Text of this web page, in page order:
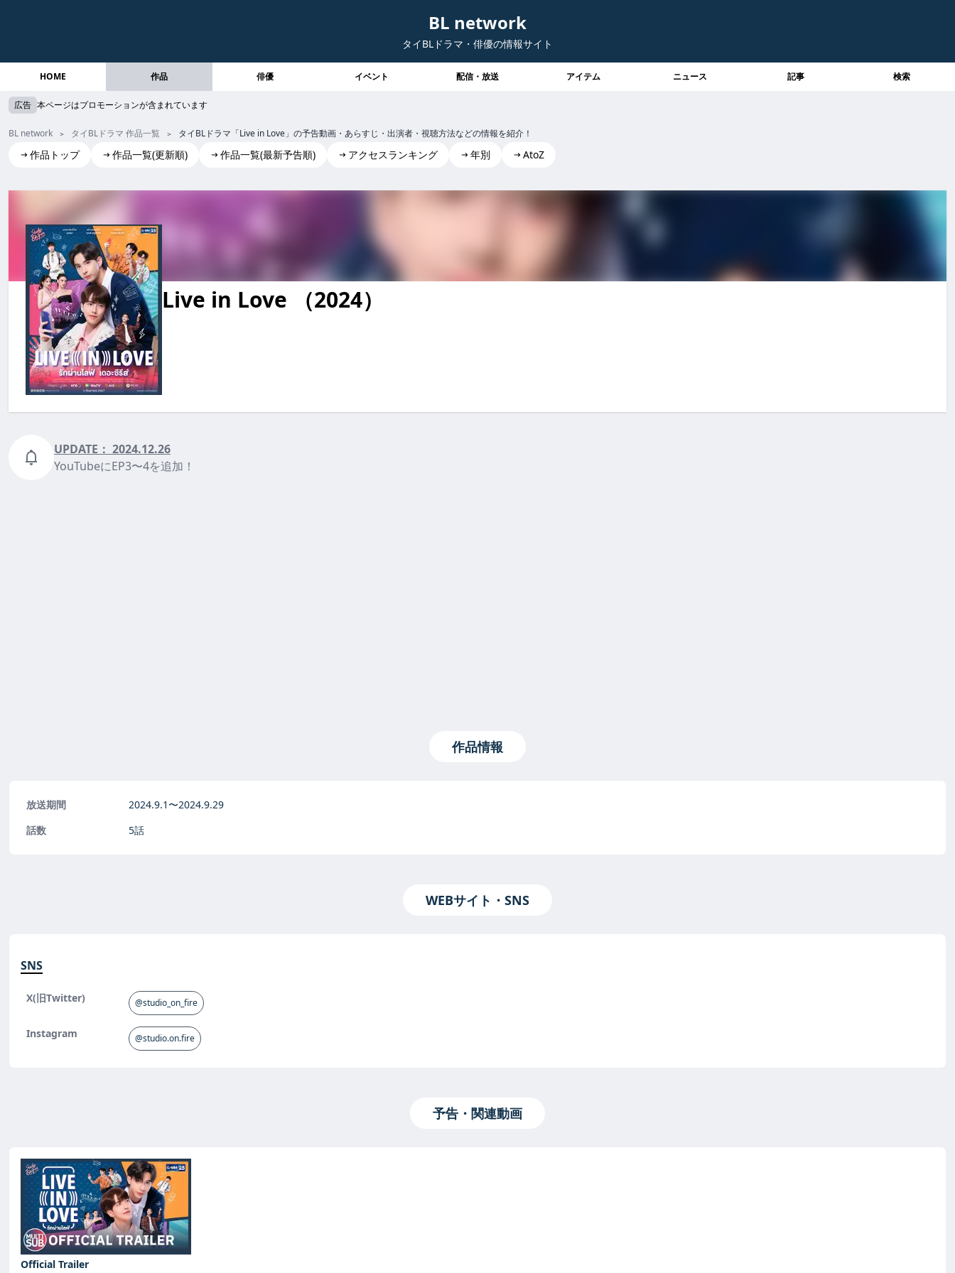
BL network
タイBLドラマ・俳優の情報サイト
HOME 作品 俳優 イベント 配信・放送 アイテム ニュース 記事 検索
広告 本ページはプロモーションが含まれています
BL network タイBLドラマ 作品一覧 タイBLドラマ「Live in Love」の予告動画・あらすじ・出演者・視聴方法などの情報を紹介！
作品トップ 作品一覧(更新順) 作品一覧(最新予告順) アクセスランキング 年別 AtoZ
Live in Love
Live in Love live in love LiveinLove Live in Love
Live in Love （2024）
live in love LiveinLove liveinlove
UPDATE： 2024.12.26
YouTubeにEP3〜4を追加！
作品情報
放送期間 2024.9.1〜2024.9.29
話数
5話
WEBサイト・SNS
SNS
X(旧Twitter) @studio_on_fire
Instagram @studio.on.fire
予告・関連動画
Official Trailer